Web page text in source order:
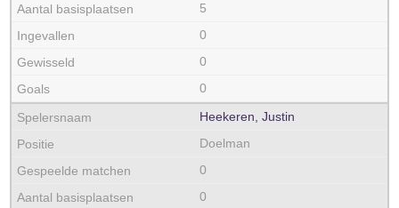
5
0
0
0
Heekeren, Justin
Doelman
0
0